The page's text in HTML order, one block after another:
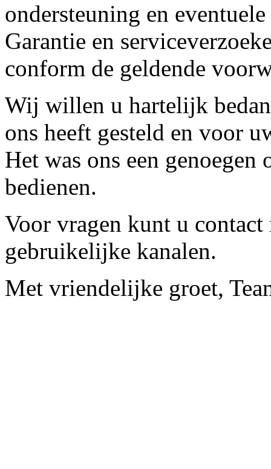
ondersteuning en
Garantie en
conform de geldende
Wij willen u hartelijk
ons heeft gesteld en voor
Het was ons een
bedienen.
Voor vragen kunt u contact
gebruikelijke kanalen.
Met vriendelijke groet,